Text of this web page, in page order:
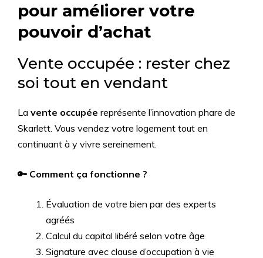
pour améliorer votre
pouvoir d’achat
Vente occupée : rester chez
soi tout en vendant
La vente occupée représente l’innovation phare de
Skarlett. Vous vendez votre logement tout en
continuant à y vivre sereinement.
🔑 Comment ça fonctionne ?
Évaluation de votre bien par des experts
agréés
Calcul du capital libéré selon votre âge
Signature avec clause d’occupation à vie